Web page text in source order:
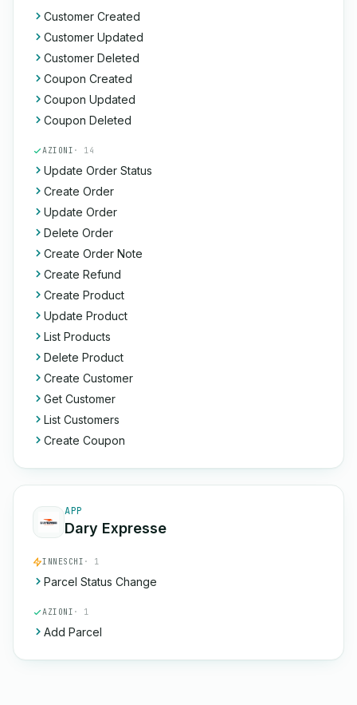
Customer Created
Customer Updated
Customer Deleted
Coupon Created
Coupon Updated
Coupon Deleted
AZIONI · 14
Update Order Status
Create Order
Update Order
Delete Order
Create Order Note
Create Refund
Create Product
Update Product
List Products
Delete Product
Create Customer
Get Customer
List Customers
Create Coupon
APP
Dary Expresse
INNESCHI · 1
Parcel Status Change
AZIONI · 1
Add Parcel